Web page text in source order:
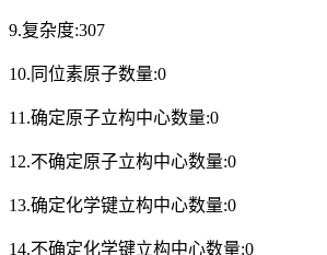
9.复杂度:307
10.同位素原子数量:0
11.确定原子立构中心数量:0
12.不确定原子立构中心数量:0
13.确定化学键立构中心数量:0
14.不确定化学键立构中心数量:0